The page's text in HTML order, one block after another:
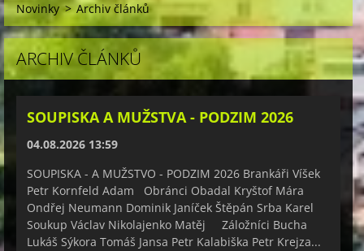
Novinky > Archiv článků
ARCHIV ČLÁNKŮ
SOUPISKA A MUŽSTVA - PODZIM 2026
04.08.2026 13:59
SOUPISKA - A MUŽSTVO - PODZIM 2026 Brankáři Víšek
Petr Kornfeld Adam Obránci Obadal Kryštof Mára
Ondřej Neumann Dominik Janíček Štěpán Srba Karel
Soukup Václav Nikolajenko Matěj Záložníci Bucha
Lukáš Sýkora Tomáš Jansa Petr Kalabiška Petr Krejza...